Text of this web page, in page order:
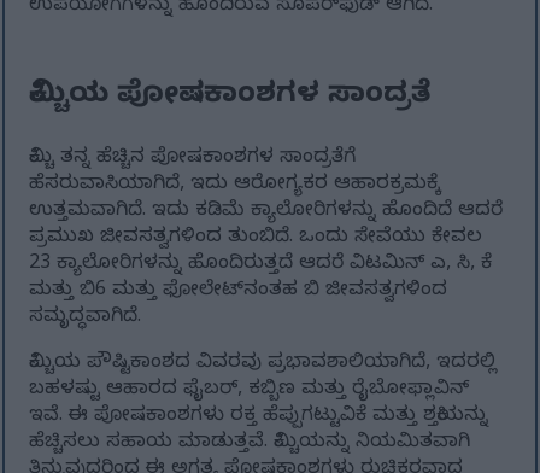
ಉಪಯೋಗಗಳನ್ನು ಹೊಂದಿರುವ ಸೂಪರ್‌ಫುಡ್ ಆಗಿದೆ.
ಕಿಮ್ಚಿಯ ಪೋಷಕಾಂಶಗಳ ಸಾಂದ್ರತೆ
ಕಿಮ್ಚಿ ತನ್ನ ಹೆಚ್ಚಿನ ಪೋಷಕಾಂಶಗಳ ಸಾಂದ್ರತೆಗೆ
ಹೆಸರುವಾಸಿಯಾಗಿದೆ, ಇದು ಆರೋಗ್ಯಕರ ಆಹಾರಕ್ರಮಕ್ಕೆ
ಉತ್ತಮವಾಗಿದೆ. ಇದು ಕಡಿಮೆ ಕ್ಯಾಲೋರಿಗಳನ್ನು ಹೊಂದಿದೆ ಆದರೆ
ಪ್ರಮುಖ ಜೀವಸತ್ವಗಳಿಂದ ತುಂಬಿದೆ. ಒಂದು ಸೇವೆಯು ಕೇವಲ
23 ಕ್ಯಾಲೋರಿಗಳನ್ನು ಹೊಂದಿರುತ್ತದೆ ಆದರೆ ವಿಟಮಿನ್ ಎ, ಸಿ, ಕೆ
ಮತ್ತು ಬಿ6 ಮತ್ತು ಫೋಲೇಟ್‌ನಂತಹ ಬಿ ಜೀವಸತ್ವಗಳಿಂದ
ಸಮೃದ್ಧವಾಗಿದೆ.
ಕಿಮ್ಚಿಯ ಪೌಷ್ಟಿಕಾಂಶದ ವಿವರವು ಪ್ರಭಾವಶಾಲಿಯಾಗಿದೆ, ಇದರಲ್ಲಿ
ಬಹಳಷ್ಟು ಆಹಾರದ ಫೈಬರ್, ಕಬ್ಬಿಣ ಮತ್ತು ರೈಬೋಫ್ಲಾವಿನ್
ಇವೆ. ಈ ಪೋಷಕಾಂಶಗಳು ರಕ್ತ ಹೆಪ್ಪುಗಟ್ಟುವಿಕೆ ಮತ್ತು ಶಕ್ತಿಯನ್ನು
ಹೆಚ್ಚಿಸಲು ಸಹಾಯ ಮಾಡುತ್ತವೆ. ಕಿಮ್ಚಿಯನ್ನು ನಿಯಮಿತವಾಗಿ